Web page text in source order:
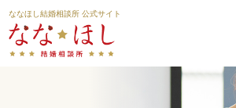
ななほし結婚相談所 公式サイト